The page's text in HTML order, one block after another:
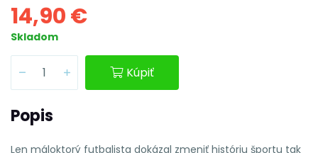
14,90 €
Skladom
Kúpiť
Popis
Len máloktorý futbalista dokázal zmeniť históriu športu tak